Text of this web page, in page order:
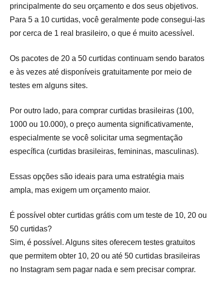
principalmente do seu orçamento e dos seus objetivos.
Para 5 a 10 curtidas, você geralmente pode consegui-las
por cerca de 1 real brasileiro, o que é muito acessível.
Os pacotes de 20 a 50 curtidas continuam sendo baratos
e às vezes até disponíveis gratuitamente por meio de
testes em alguns sites.
Por outro lado, para comprar curtidas brasileiras (100,
1000 ou 10.000), o preço aumenta significativamente,
especialmente se você solicitar uma segmentação
específica (curtidas brasileiras, femininas, masculinas).
Essas opções são ideais para uma estratégia mais
ampla, mas exigem um orçamento maior.
É possível obter curtidas grátis com um teste de 10, 20 ou
50 curtidas?
Sim, é possível. Alguns sites oferecem testes gratuitos
que permitem obter 10, 20 ou até 50 curtidas brasileiras
no Instagram sem pagar nada e sem precisar comprar.